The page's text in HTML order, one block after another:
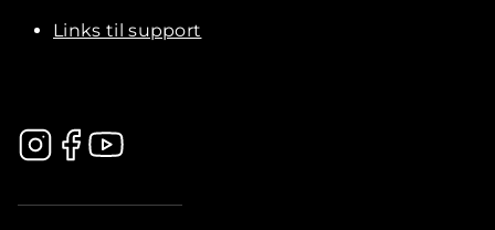
Links til support